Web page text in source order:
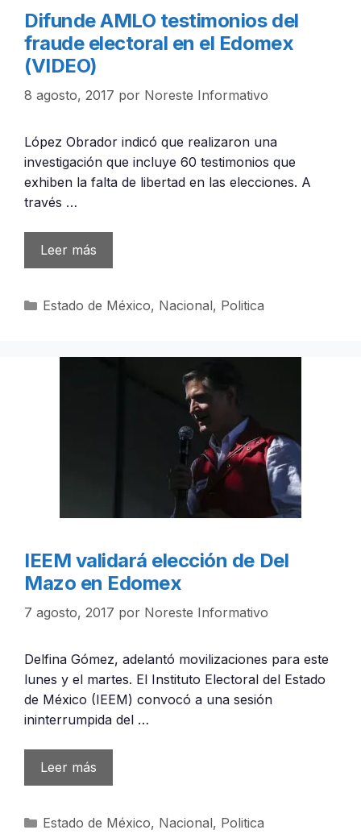
Difunde AMLO testimonios del
fraude electoral en el Edomex
(VIDEO)
8 agosto, 2017 por Noreste Informativo
López Obrador indicó que realizaron una
investigación que incluye 60 testimonios que
exhiben la falta de libertad en las elecciones. A
través …
Leer más
Categorías
Estado de México, Nacional, Politica
IEEM validará elección de Del
Mazo en Edomex
7 agosto, 2017 por Noreste Informativo
Delfina Gómez, adelantó movilizaciones para este
lunes y el martes. El Instituto Electoral del Estado
de México (IEEM) convocó a una sesión
ininterrumpida del …
Leer más
Categorías
Estado de México, Nacional, Politica